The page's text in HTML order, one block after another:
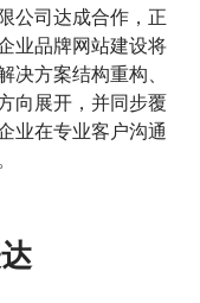
公司达成合作，正
业品牌网站建设将
方案结构重构、
向展开，并同步覆
业在专业客户沟通